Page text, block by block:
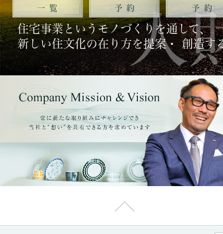
一覧 予約 予約
住宅事業というモノづくりを通して、
新しい住文化の在り方を提案・ 創造す